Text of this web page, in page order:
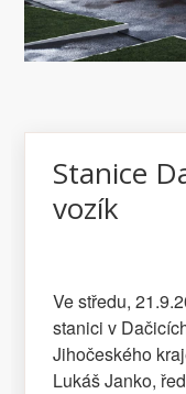
Stanice
vozík
Ve středu,
stanici v
Jihočeského
Lukáš Janko,